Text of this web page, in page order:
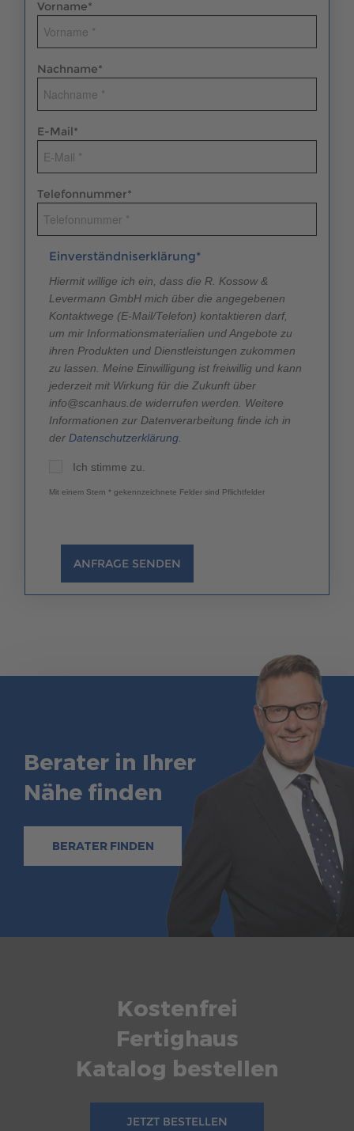
Vorname*
Nachname*
E-Mail*
Telefonnummer*
Einverständniserklärung*
Hiermit willige ich ein, dass die R. Kossow &
Levermann GmbH mich über die angegebenen
Kontaktwege (E-Mail/Telefon) kontaktieren darf,
um mir Informationsmaterialien und Angebote zu
ihren Produkten und Dienstleistungen zukommen
zu lassen. Meine Einwilligung ist freiwillig und kann
jederzeit mit Wirkung für die Zukunft über
info@scanhaus.de widerrufen werden. Weitere
Informationen zur Datenverarbeitung finde ich in
der Datenschutzerklärung
Ich stimme zu.
Mit einem Stern * gekennzeichnete Felder sind Pflichtfelder
ANFRAGE SENDEN
Berater in Ihrer
Nähe finden
BERATER FINDEN
Kostenfrei
Fertighaus
Katalog bestellen
JETZT BESTELLEN